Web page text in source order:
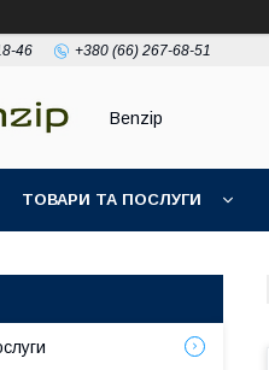
46 +380 (66) 267-68-51
Benzip
ТОВАРИ ТА ПОСЛУГИ